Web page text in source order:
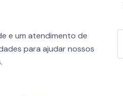
e um atendimento de
para ajudar nossos